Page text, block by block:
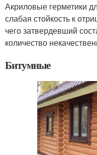
Акриловые герметики
слабая стойкость к
чего затвердевший
количество
Битумные